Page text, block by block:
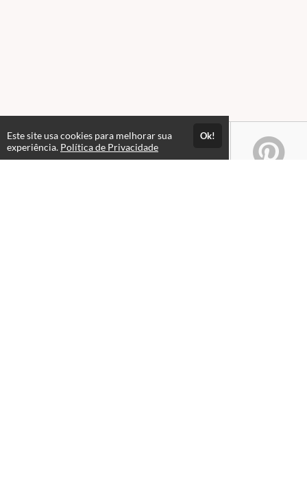
Este site usa cookies para melhorar sua
experiência. Política de Privacidade
Ok!